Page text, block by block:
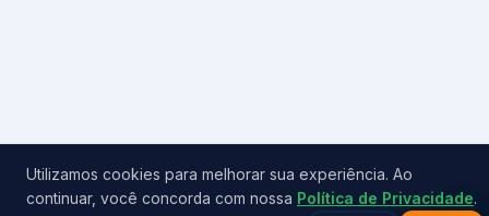
Utilizamos cookies para melhorar sua experiência. Ao
continuar, você concorda com nossa Política de Privacidade.